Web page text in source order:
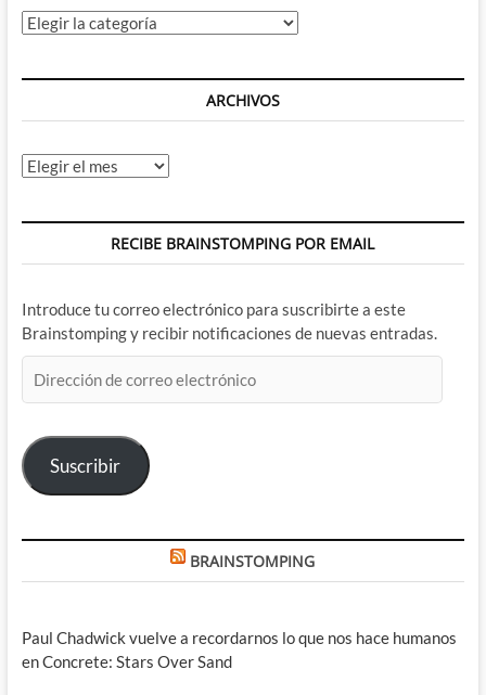
Categorías
ARCHIVOS
Archivos
RECIBE BRAINSTOMPING POR EMAIL
Introduce tu correo electrónico para suscribirte a este
Brainstomping y recibir notificaciones de nuevas entradas.
de
electrónico
Suscribir
BRAINSTOMPING
Paul Chadwick vuelve a recordarnos lo que nos hace humanos
en Concrete: Stars Over Sand